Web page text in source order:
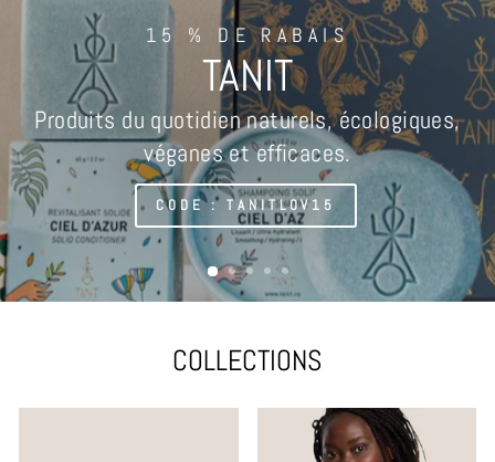
15 % DE RABAIS
TANIT
Produits du quotidien naturels, écologiques,
véganes et efficaces.
CODE : TANITLOV15
COLLECTIONS